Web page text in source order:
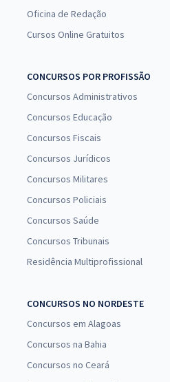
Oficina de Redação
Cursos Online Gratuitos
CONCURSOS POR PROFISSÃO
Concursos Administrativos
Concursos Educação
Concursos Fiscais
Concursos Jurídicos
Concursos Militares
Concursos Policiais
Concursos Saúde
Concursos Tribunais
Residência Multiprofissional
CONCURSOS NO NORDESTE
Concursos em Alagoas
Concursos na Bahia
Concursos no Ceará